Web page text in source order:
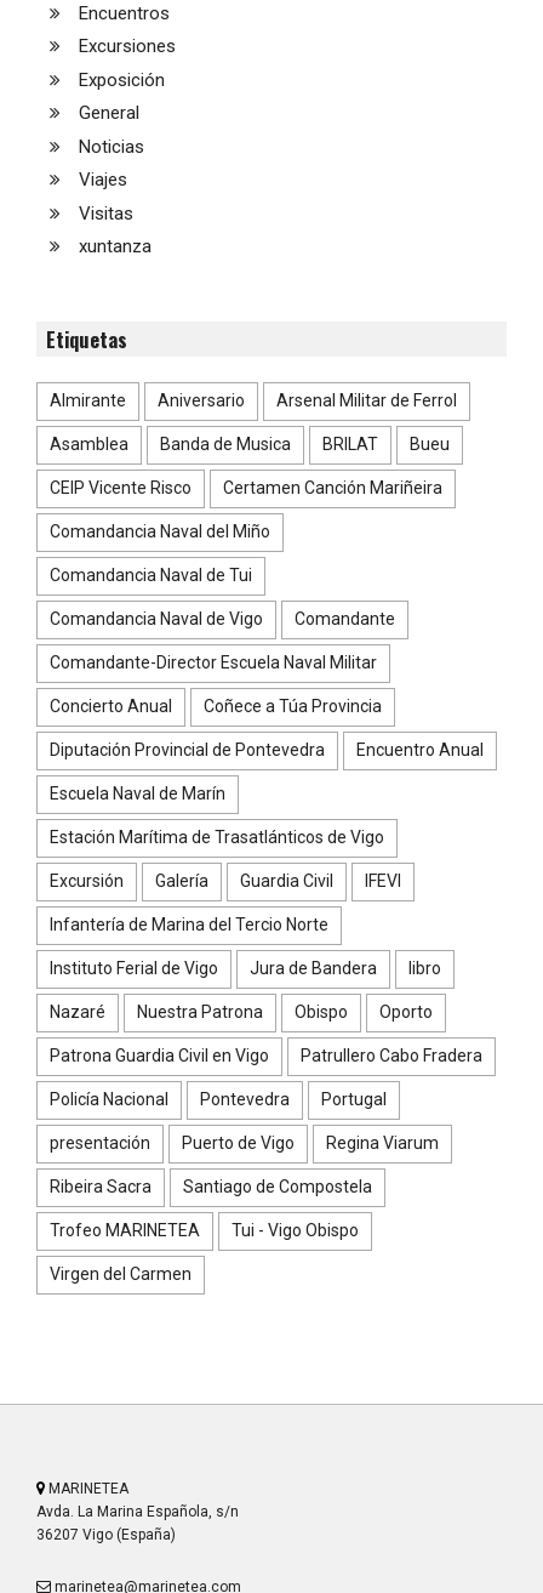
Encuentros
Excursiones
Exposición
General
Noticias
Viajes
Visitas
xuntanza
Etiquetas
Almirante Aniversario Arsenal Militar de Ferrol
Asamblea Banda de Musica BRILAT Bueu
CEIP Vicente Risco Certamen Canción Mariñeira
Comandancia Naval del Miño
Comandancia Naval de Tui
Comandancia Naval de Vigo Comandante
Comandante-Director Escuela Naval Militar
Concierto Anual Coñece a Túa Provincia
Diputación Provincial de Pontevedra Encuentro Anual
Escuela Naval de Marín
Estación Marítima de Trasatlánticos de Vigo
Excursión Galería Guardia Civil IFEVI
Infantería de Marina del Tercio Norte
Instituto Ferial de Vigo Jura de Bandera libro
Nazaré Nuestra Patrona Obispo Oporto
Patrona Guardia Civil en Vigo Patrullero Cabo Fradera
Policía Nacional Pontevedra Portugal
presentación Puerto de Vigo Regina Viarum
Ribeira Sacra Santiago de Compostela
Trofeo MARINETEA Tui - Vigo Obispo
Virgen del Carmen
MARINETEA
Avda. La Marina Española, s/n
36207 Vigo (España)
marinetea@marinetea.com